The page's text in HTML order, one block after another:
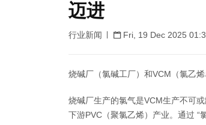
迈进
行业新闻 Fri, 19 Dec 2025
烧碱厂（氯碱工厂）和VCM（氯乙
烧碱厂生产的氯气是VCM生产不可
下游PVC（聚氯乙烯）产业。通过 “